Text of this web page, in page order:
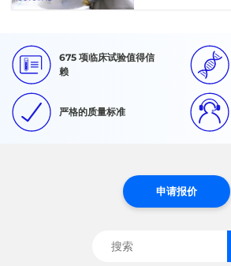
675 项临床试验值得信
赖
严格的质量标准
申请报价
搜